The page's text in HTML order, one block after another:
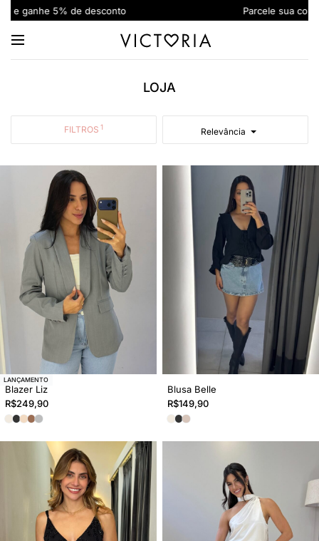
Parcele sua compra em até 6x sem juros
LOJA
Relevância
FILTROS
LANÇAMENTO
Blazer Liz
R$249,90
Blusa Belle
R$149,90